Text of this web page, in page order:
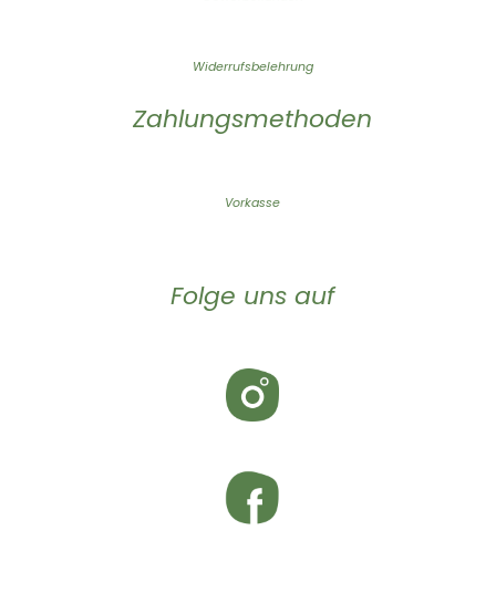
Widerrufsbelehrung
Zahlungsmethoden
Vorkasse
Folge uns auf